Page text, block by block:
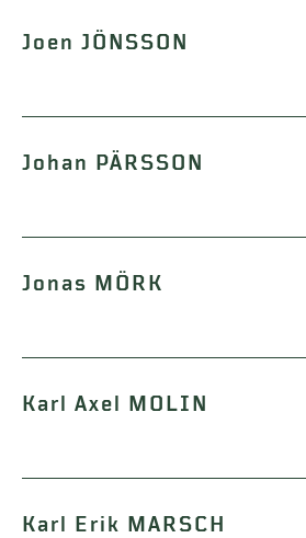
Joen JÖNSSON
Johan PÄRSSON
Jonas MÖRK
Karl Axel MOLIN
Karl Erik MARSCH